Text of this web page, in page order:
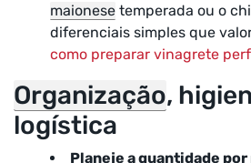
maionese temperada ou o
diferenciais simples que
como preparar vinagrete
Organização,
logística
Planeje a quantidade por